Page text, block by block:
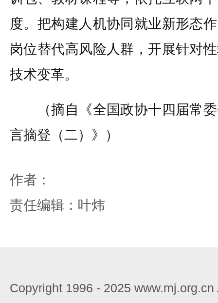
度。把构建人机协同就业新形态
岗位替代高风险人群，开展针对
技术变革。
（摘自《全国政协十四届常委
言摘登（二）》）
作者：
责任编辑：叶炜
Copyright 1996 - 2025